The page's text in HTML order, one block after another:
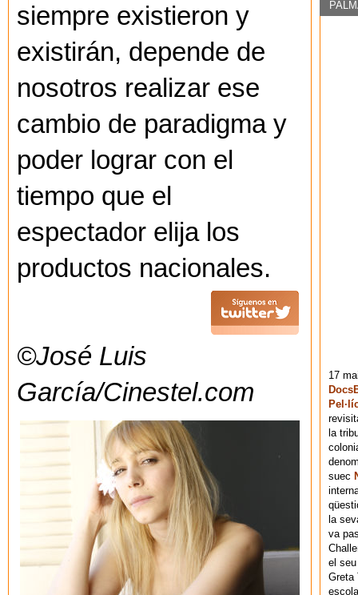
siempre existieron y
existirán, depende de
nosotros realizar ese
cambio de paradigma y
poder lograr con el
tiempo que el
espectador elija los
productos nacionales.
©José Luis
García/Cinestel.com
17
la
suec
la
va
el
Greta